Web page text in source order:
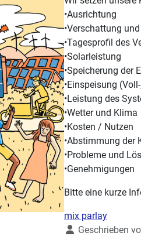
•Ausrichtung
•Verschattung
•Tagesprofil des
•Solarleistung
•Speicherung der
•Einspeisung
•Leistung des
•Wetter und Klima
•Kosten / Nutzen
•Abstimmung der
•Probleme und
•Genehmigungen
Bitte eine kurze
mix parlay
DetailsGeschrieben